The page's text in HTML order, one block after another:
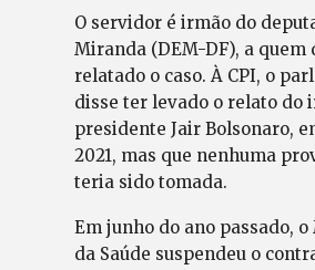
O servidor é irmão do
Miranda (DEM-DF), a quem
relatado o caso. À CPI, o
disse ter levado o relato do
presidente Jair Bolsonaro,
2021, mas que nenhuma
teria sido tomada.
Em junho do ano passado,
da Saúde suspendeu o